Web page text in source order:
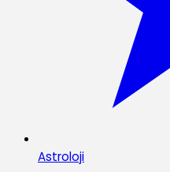
Astroloji